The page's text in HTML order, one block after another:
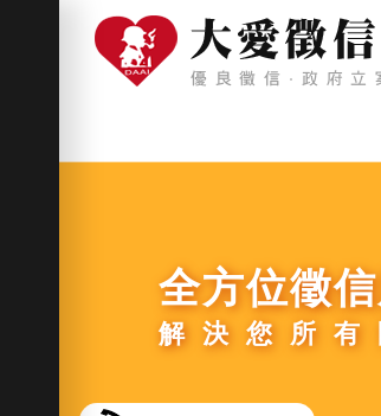
全方位徵
解決您所有